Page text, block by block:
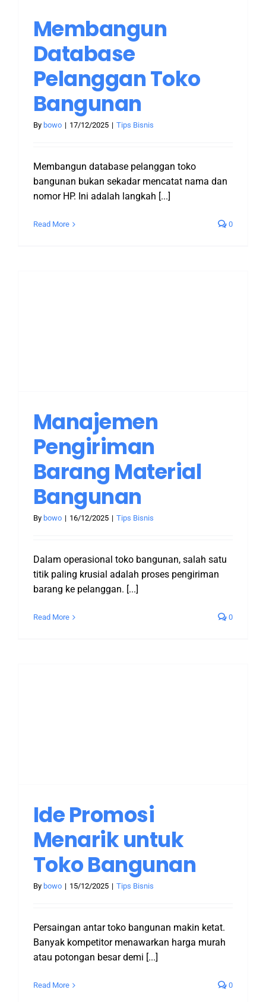
Membangun
Database
Pelanggan Toko
Bangunan
By bowo | 17/12/2025 | Tips Bisnis
Membangun database pelanggan toko
bangunan bukan sekadar mencatat nama dan
nomor HP. Ini adalah langkah [...]
Read More 0
Manajemen
Pengiriman
Barang Material
Bangunan
By bowo | 16/12/2025 | Tips Bisnis
Dalam operasional toko bangunan, salah satu
titik paling krusial adalah proses pengiriman
barang ke pelanggan. [...]
Read More 0
Ide Promosi
Menarik untuk
Toko Bangunan
By bowo | 15/12/2025 | Tips Bisnis
Persaingan antar toko bangunan makin ketat.
Banyak kompetitor menawarkan harga murah
atau potongan besar demi [...]
Read More 0